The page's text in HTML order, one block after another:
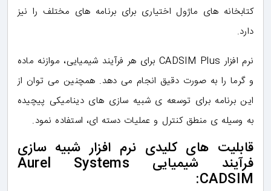
کتابخانه های ماژول اختیاری برای برنامه های مختلف را نیز
دارد.
نرم افزار CADSIM Plus برای هر فرآیند شیمیایی، موازنه ماده
و گرما را به صورت دقیق انجام می دهد. همچنین می توان از
این برنامه برای توسعه ی شبیه سازی های دینامیکی پیچیده
به وسیله ی منطق کنترل و عملیات دسته ای، استفاده نمود.
قابلیت های کلیدی نرم افزار شبیه سازی
فرآیند شیمیایی Aurel Systems
CADSIM: